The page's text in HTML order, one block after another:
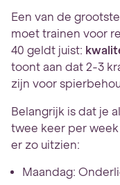
Een van de
moet trainen voor
40 geldt juist:
toont aan dat 2-3
zijn voor
Belangrijk is dat je
twee keer per
er zo uitzien:
Maandag: